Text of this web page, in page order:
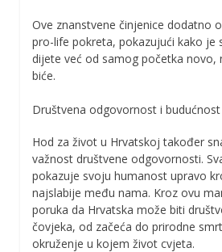
Ove znanstvene činjenice dodatno
pro-life pokreta, pokazujući kako je
dijete već od samog početka novo,
biće.
Društvena odgovornost i budućnost
Hod za život u Hrvatskoj također
važnost društvene odgovornosti.
pokazuje svoju humanost upravo
najslabije među nama. Kroz ovu
poruka da Hrvatska može biti
čovjeka, od začeća do prirodne
okruženje u kojem život cvjeta.